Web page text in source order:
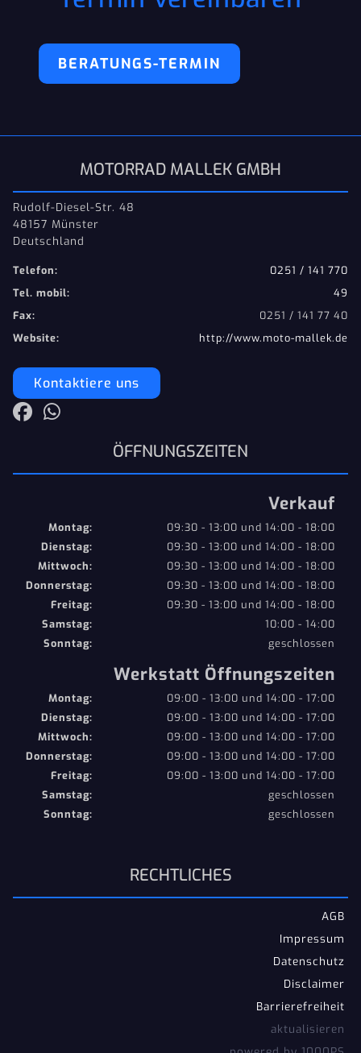
BERATUNGS-TERMIN
MOTORRAD MALLEK GMBH
Rudolf-Diesel-Str. 48
48157 Münster
Deutschland
Telefon:
0251 / 141 770
Tel. mobil:
49
Fax:
0251 / 141 77 40
Website:
http://www.moto-mallek.de
Kontaktiere uns
ÖFFNUNGSZEITEN
Verkauf
Montag:
09:30 - 13:00 und 14:00 - 18:00
Dienstag:
09:30 - 13:00 und 14:00 - 18:00
Mittwoch:
09:30 - 13:00 und 14:00 - 18:00
Donnerstag:
09:30 - 13:00 und 14:00 - 18:00
Freitag:
09:30 - 13:00 und 14:00 - 18:00
Samstag:
10:00 - 14:00
Sonntag:
geschlossen
Werkstatt Öffnungszeiten
Montag:
09:00 - 13:00 und 14:00 - 17:00
Dienstag:
09:00 - 13:00 und 14:00 - 17:00
Mittwoch:
09:00 - 13:00 und 14:00 - 17:00
Donnerstag:
09:00 - 13:00 und 14:00 - 17:00
Freitag:
09:00 - 13:00 und 14:00 - 17:00
Samstag:
geschlossen
Sonntag:
geschlossen
RECHTLICHES
AGB
Impressum
Datenschutz
Disclaimer
Barrierefreiheit
aktualisieren